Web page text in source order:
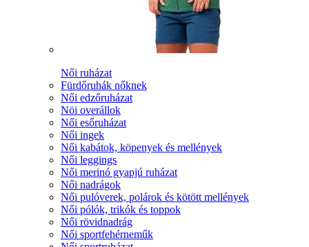
Női ruházat
Fürdőruhák nőknek
Női edzőruházat
Nöi overállok
Női esőruházat
Női ingek
Női kabátok, köpenyek és mellények
Női leggings
Női merinó gyapjú ruházat
Női nadrágok
Női pulóverek, polárok és kötött mellények
Női pólók, trikók és toppok
Női rövidnadrág
Női sportfehérneműk